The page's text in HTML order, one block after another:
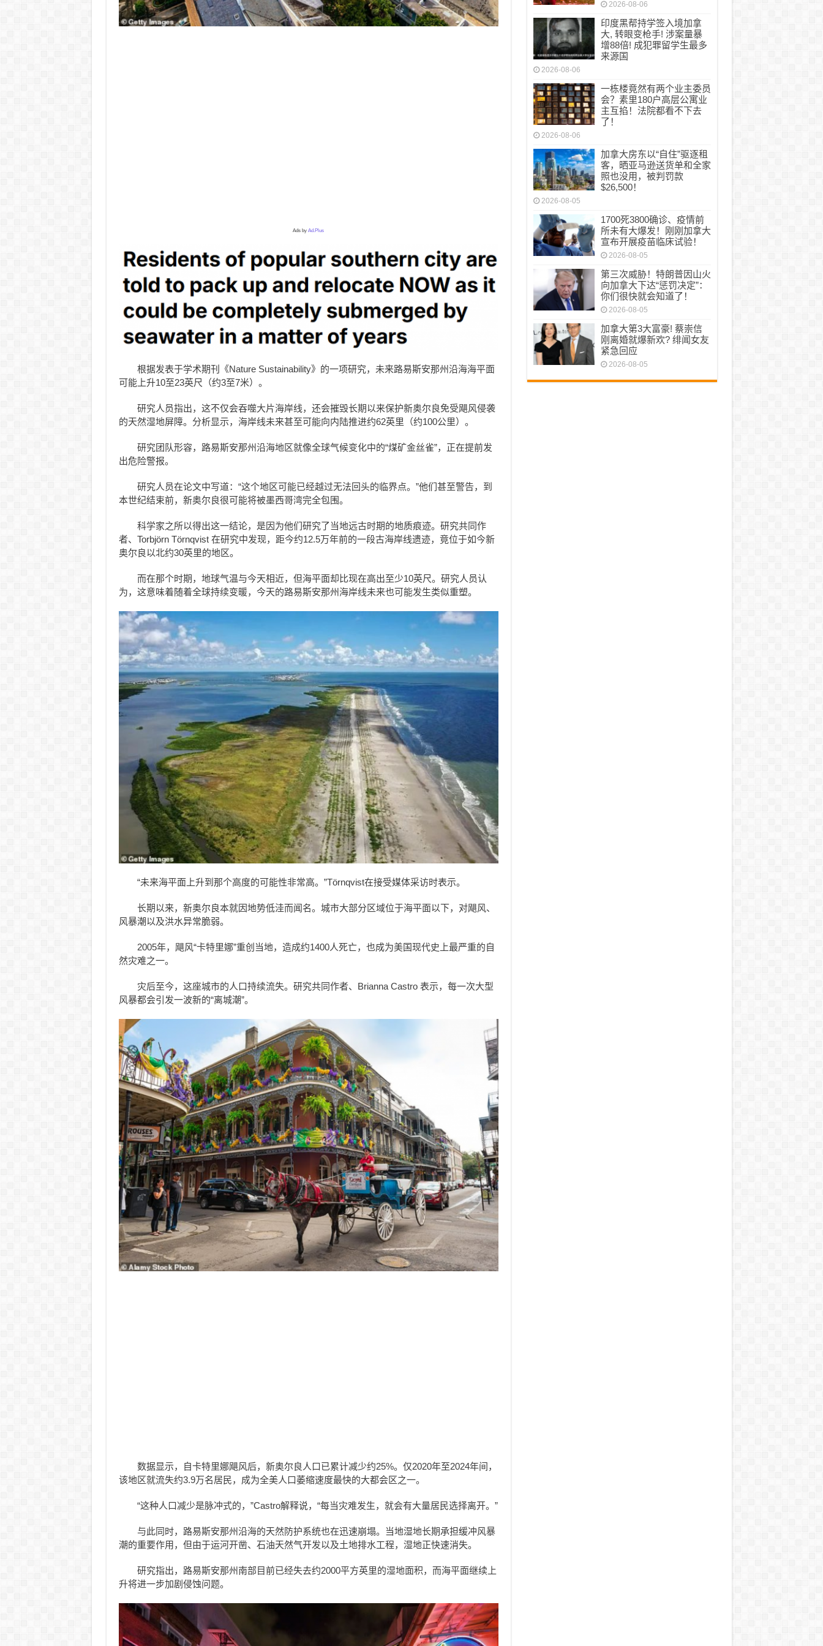
Ads by Ad.Plus
根据发表于学术期刊《Nature Sustainability》的一项研究，未来路易斯安那州沿海海平面
可能上升10至23英尺（约3至7米）。
研究人员指出，这不仅会吞噬大片海岸线，还会摧毁长期以来保护新奥尔良免受飓风侵袭
的天然湿地屏障。分析显示，海岸线未来甚至可能向内陆推进约62英里（约100公里）。
研究团队形容，路易斯安那州沿海地区就像全球气候变化中的“煤矿金丝雀”，正在提前发
出危险警报。
研究人员在论文中写道：“这个地区可能已经越过无法回头的临界点。”他们甚至警告，到
本世纪结束前，新奥尔良很可能将被墨西哥湾完全包围。
科学家之所以得出这一结论，是因为他们研究了当地远古时期的地质痕迹。研究共同作
者、Torbjörn Törnqvist 在研究中发现，距今约12.5万年前的一段古海岸线遗迹，竟位于如今新
奥尔良以北约30英里的地区。
而在那个时期，地球气温与今天相近，但海平面却比现在高出至少10英尺。研究人员认
为，这意味着随着全球持续变暖，今天的路易斯安那州海岸线未来也可能发生类似重塑。
“未来海平面上升到那个高度的可能性非常高。”Törnqvist在接受媒体采访时表示。
长期以来，新奥尔良本就因地势低洼而闻名。城市大部分区域位于海平面以下，对飓风、
风暴潮以及洪水异常脆弱。
2005年，飓风“卡特里娜”重创当地，造成约1400人死亡，也成为美国现代史上最严重的自
然灾难之一。
灾后至今，这座城市的人口持续流失。研究共同作者、Brianna Castro 表示，每一次大型
风暴都会引发一波新的“离城潮”。
数据显示，自卡特里娜飓风后，新奥尔良人口已累计减少约25%。仅2020年至2024年间，
该地区就流失约3.9万名居民，成为全美人口萎缩速度最快的大都会区之一。
“这种人口减少是脉冲式的，”Castro解释说，“每当灾难发生，就会有大量居民选择离开。”
与此同时，路易斯安那州沿海的天然防护系统也在迅速崩塌。当地湿地长期承担缓冲风暴
潮的重要作用，但由于运河开凿、石油天然气开发以及土地排水工程，湿地正快速消失。
研究指出，路易斯安那州南部目前已经失去约2000平方英里的湿地面积，而海平面继续上
升将进一步加剧侵蚀问题。
2026-08-06
印度黑帮持学签入境加拿
大, 转眼变枪手! 涉案量暴
增88倍! 成犯罪留学生最多
来源国
2026-08-06
一栋楼竟然有两个业主委员
会？素里180户高层公寓业
主互掐！法院都看不下去
了！
2026-08-06
加拿大房东以“自住”驱逐租
客，晒亚马逊送货单和全家
照也没用，被判罚款
$26,500！
2026-08-05
1700死3800确诊、疫情前
所未有大爆发！刚刚加拿大
宣布开展疫苗临床试验！
2026-08-05
第三次威胁！特朗普因山火
向加拿大下达“惩罚决定”：
你们很快就会知道了！
2026-08-05
加拿大第3大富豪! 蔡崇信
刚离婚就爆新欢? 绯闻女友
紧急回应
2026-08-05